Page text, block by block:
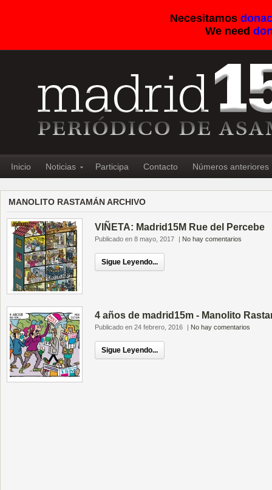
Necesitamos
We need
Inicio Noticias Participa Contacto Números anteriores
MANOLITO RASTAMÁN ARCHIVO
VIÑETA: Madrid15M Rue del Percebe
Publicado en 8 mayo, 2017 | No hay comentarios
Sigue Leyendo...
4 años de madrid15m - Manolito
Publicado en 24 febrero, 2016 | No hay comentarios
Sigue Leyendo...